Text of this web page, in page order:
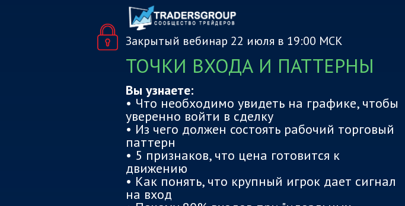
ТОЧКИ ВХОДА И ПАТТЕРНЫ
Вы узнаете:
• Что необходимо увидеть на графике, чтобы
уверенно войти в сделку
• Из чего должен состоять рабочий торговый
паттерн
• 5 признаков, что цена готовится к
движению
• Как понять, что крупный игрок дает сигнал
на вход
Закрытый вебинар 22 июля в 19:00 МСК